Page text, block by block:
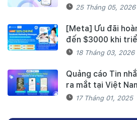
mặt trên Haravan
25 Tháng 05, 2026
[Meta] Ưu đãi
đến $3000 khi
Marketing
18 Tháng 03, 2026
Quảng cáo Tin
ra mắt tại Việt
mùa Tết cùng
17 Tháng 01, 2025